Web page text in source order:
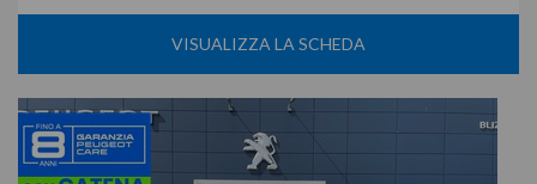
VISUALIZZA LA SCHEDA